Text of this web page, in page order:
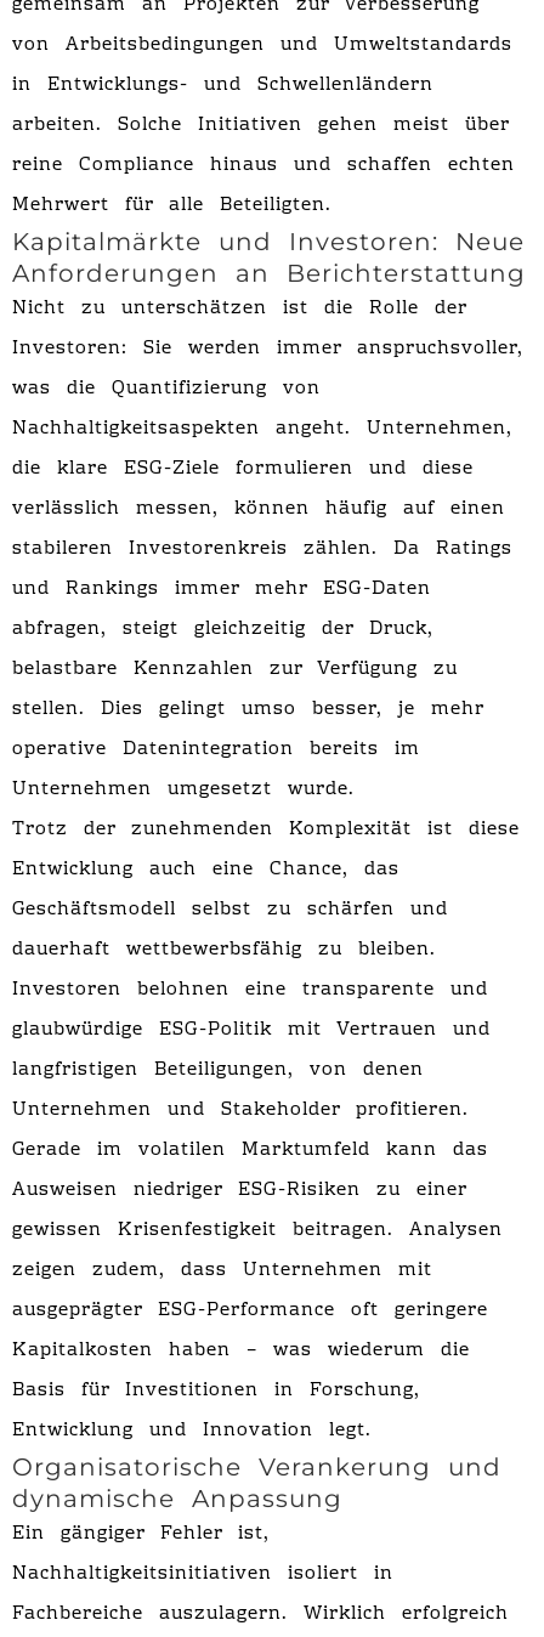
von Arbeitsbedingungen und Umweltstandards
in Entwicklungs- und Schwellenländern
arbeiten. Solche Initiativen gehen meist über
reine Compliance hinaus und schaffen echten
Mehrwert für alle Beteiligten.
Kapitalmärkte und Investoren: Neue
Anforderungen an Berichterstattung
Nicht zu unterschätzen ist die Rolle der
Investoren: Sie werden immer anspruchsvoller,
was die Quantifizierung von
Nachhaltigkeitsaspekten angeht. Unternehmen,
die klare ESG-Ziele formulieren und diese
verlässlich messen, können häufig auf einen
stabileren Investorenkreis zählen. Da Ratings
und Rankings immer mehr ESG-Daten
abfragen, steigt gleichzeitig der Druck,
belastbare Kennzahlen zur Verfügung zu
stellen. Dies gelingt umso besser, je mehr
operative Datenintegration bereits im
Unternehmen umgesetzt wurde.
Trotz der zunehmenden Komplexität ist diese
Entwicklung auch eine Chance, das
Geschäftsmodell selbst zu schärfen und
dauerhaft wettbewerbsfähig zu bleiben.
Investoren belohnen eine transparente und
glaubwürdige ESG-Politik mit Vertrauen und
langfristigen Beteiligungen, von denen
Unternehmen und Stakeholder profitieren.
Gerade im volatilen Marktumfeld kann das
Ausweisen niedriger ESG-Risiken zu einer
gewissen Krisenfestigkeit beitragen. Analysen
zeigen zudem, dass Unternehmen mit
ausgeprägter ESG-Performance oft geringere
Kapitalkosten haben – was wiederum die
Basis für Investitionen in Forschung,
Entwicklung und Innovation legt.
Organisatorische Verankerung und
dynamische Anpassung
Ein gängiger Fehler ist,
Nachhaltigkeitsinitiativen isoliert in
Fachbereiche auszulagern. Wirklich erfolgreich